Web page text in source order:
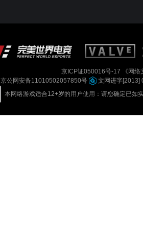
京ICP证050016号-17
《网
京公网安备11010502057850号
文网进字[2013]
本网络游戏适合12+岁的用户使用：请您确定已如